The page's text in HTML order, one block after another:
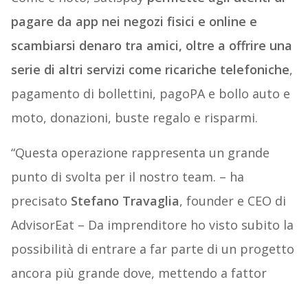
pagare da app nei negozi fisici e online e
scambiarsi denaro tra amici, oltre a offrire una
serie di altri servizi come ricariche telefoniche,
pagamento di bollettini, pagoPA e bollo auto e
moto, donazioni, buste regalo e risparmi.
“Questa operazione rappresenta un grande
punto di svolta per il nostro team. – ha
precisato Stefano Travaglia, founder e CEO di
AdvisorEat – Da imprenditore ho visto subito la
possibilità di entrare a far parte di un progetto
ancora più grande dove, mettendo a fattor